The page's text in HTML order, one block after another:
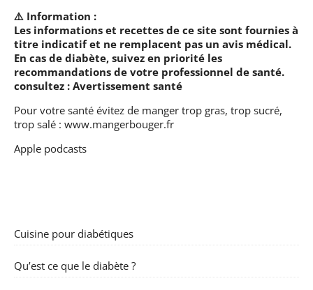
⚠️ Information :
Les informations et recettes de ce site sont fournies à
titre indicatif et ne remplacent pas un avis médical.
En cas de diabète, suivez en priorité les
recommandations de votre professionnel de santé.
consultez : Avertissement santé
Pour votre santé évitez de manger trop gras, trop sucré,
trop salé : www.mangerbouger.fr
Apple podcasts
Cuisine pour diabétiques
Qu’est ce que le diabète ?